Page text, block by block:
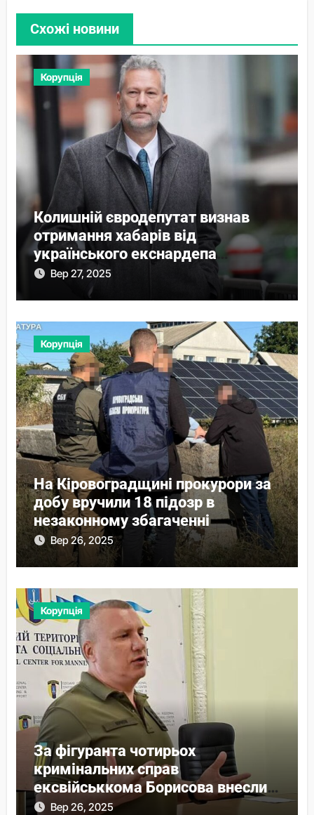
Схожі новини
Корупція
Колишній євродепутат визнав
отримання хабарів від
українського екснардепа
Волошина
Вер 27, 2025
Корупція
На Кіровоградщині прокурори за
добу вручили 18 підозр в
незаконному збагаченні
Вер 26, 2025
Корупція
За фігуранта чотирьох
кримінальних справ
ексвійськкома Борисова внесли
понад 44 млн застави
Вер 26, 2025